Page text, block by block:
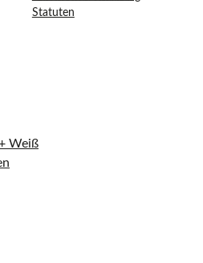
Statuten
Weiß